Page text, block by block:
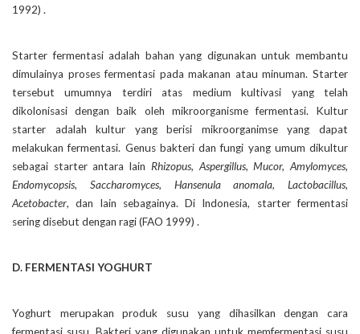
1992) .
Starter fermentasi adalah bahan yang digunakan untuk membantu
dimulainya proses fermentasi pada makanan atau minuman. Starter
tersebut umumnya terdiri atas medium kultivasi yang telah
dikolonisasi dengan baik oleh mikroorganisme fermentasi. Kultur
starter adalah kultur yang berisi mikroorganimse yang dapat
melakukan fermentasi. Genus bakteri dan fungi yang umum dikultur
sebagai starter antara lain Rhizopus, Aspergillus, Mucor, Amylomyces,
Endomycopsis, Saccharomyces, Hansenula anomala, Lactobacillus,
Acetobacter, dan lain sebagainya. Di Indonesia, starter fermentasi
sering disebut dengan ragi (FAO 1999) .
D. FERMENTASI YOGHURT
Yoghurt merupakan produk susu yang dihasilkan dengan cara